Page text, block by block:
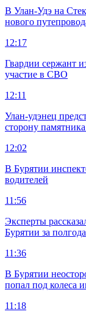
В Улан-Удэ на
нового
12:17
Гвардии сержант
участие в СВО
12:11
Улан-удэнец
сторону
12:02
В Бурятии
водителей
11:56
Эксперты
Бурятии за полгода
11:36
В Бурятии
попал под колеса
11:18